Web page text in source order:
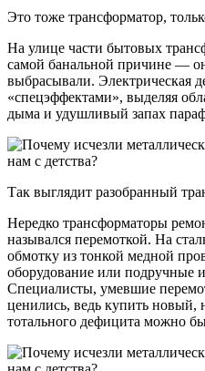
Это тоже трансформатор,
На улице части бытовых
самой банальной причине —
выбрасывали. Электрическая
«спецэффектами», выделяя
дыма и удушливый запах
Так выглядит разобранный
Нередко трансформаторы
назывался перемоткой. На
обмотку из тонкой медной
оборудование или подручные
Специалисты, умевшие
ценились, ведь купить
тотального дефицита можно